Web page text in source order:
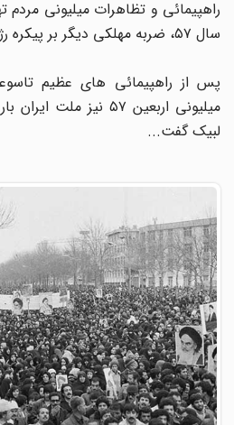
راهپیمائی و تظاهرات میلیونی مردم
سال ۵۷، ضربه مهلکی دیگر بر پیکره رژیم پهلوی...
پس از راهپیمائی های عظیم تاسوعا
میلیونی اربعین ۵۷ نیز ملت
لبیک گفت...